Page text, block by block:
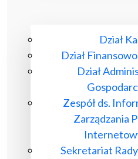
Dział
Dział
Dział
Zespół ds.
Zarządzania
Sekretariat